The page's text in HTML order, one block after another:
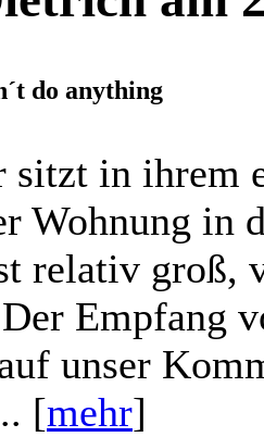
do anything
sitzt in ihrem
Wohnung in
relativ groß,
Empfang
unser
[mehr]